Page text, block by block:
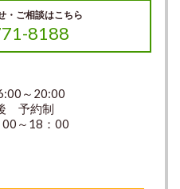
・ご相談はこちら
8188
～20:00
予約制
～18：00